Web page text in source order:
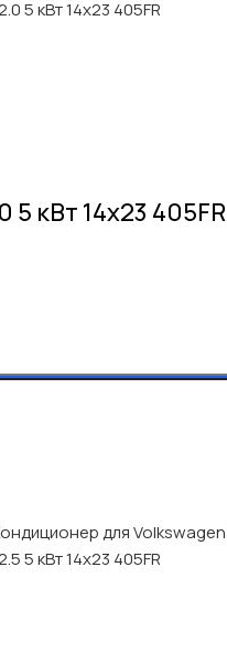
кВт 14х23 405FR